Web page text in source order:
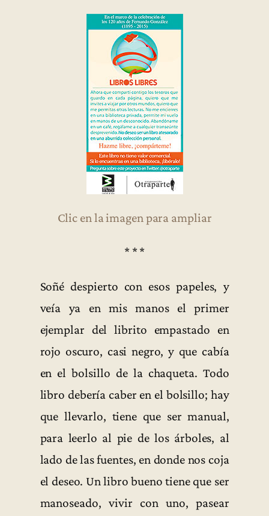
Clic en la imagen para ampliar
* * *
Soñé despierto con esos papeles, y
veía ya en mis manos el primer
ejemplar del librito empastado en
rojo oscuro, casi negro, y que cabía
en el bolsillo de la chaqueta. Todo
libro debería caber en el bolsillo; hay
que llevarlo, tiene que ser manual,
para leerlo al pie de los árboles, al
lado de las fuentes, en donde nos coja
el deseo. Un libro bueno tiene que ser
manoseado, vivir con uno, pasear